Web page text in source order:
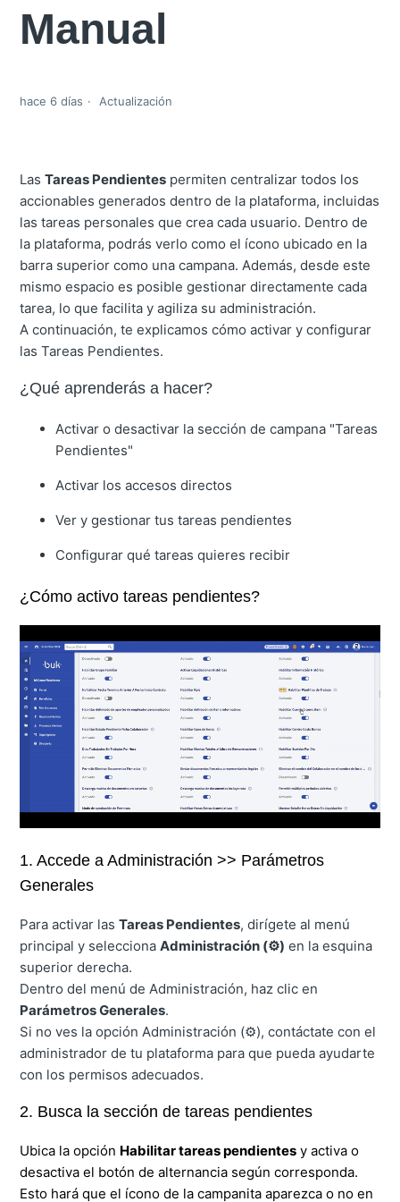
Manual
hace 6 días Actualización
LasTareas Pendientes permiten centralizar todos los
accionables generados dentro de la plataforma, incluidas
las tareas personales que crea cada usuario. Dentro de
la plataforma, podrás verlo como el ícono ubicado en la
barra superior como una campana. Además, desde este
mismo espacio es posible gestionar directamente cada
tarea, lo que facilita y agiliza su administración.
A continuación, te explicamos cómo activar y configurar
las Tareas Pendientes.
¿Qué aprenderás a hacer?
Activar o desactivar la sección de campana "Tareas
Pendientes"
Activar los accesos directos
Ver y gestionar tus tareas pendientes
Configurar qué tareas quieres recibir
¿Cómo activo tareas pendientes?
1. Accede a Administración >> Parámetros
Generales
Para activar lasTareas Pendientes, dirígete al menú
principal y seleccionaAdministración (⚙️) en la esquina
superior derecha.
Dentro del menú de Administración, haz clic en
Parámetros Generales.
Si no ves la opción Administración (⚙️), contáctate con el
administrador de tu plataforma para que pueda ayudarte
con los permisos adecuados.
2. Busca la sección de tareas pendientes
Ubica la opción Habilitar tareas pendientes y activa o
desactiva el botón de alternancia según corresponda.
Esto hará que el ícono de la campanita aparezca o no en